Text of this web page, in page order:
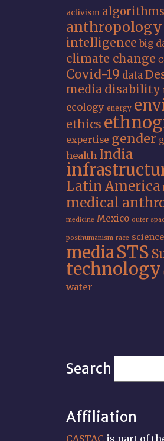
activism algorithms
anthropology
intelligence big
climate change
Covid-19 data
media disability
ecology energy
ethics
expertise gender
health India
Latin America
medical
medicine Mexico outer
posthumanism race science
mediaSTS
technology
water
Search
Affiliation
CASTAC is part of